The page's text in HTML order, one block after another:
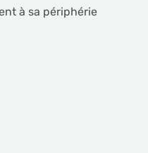
à sa périphérie